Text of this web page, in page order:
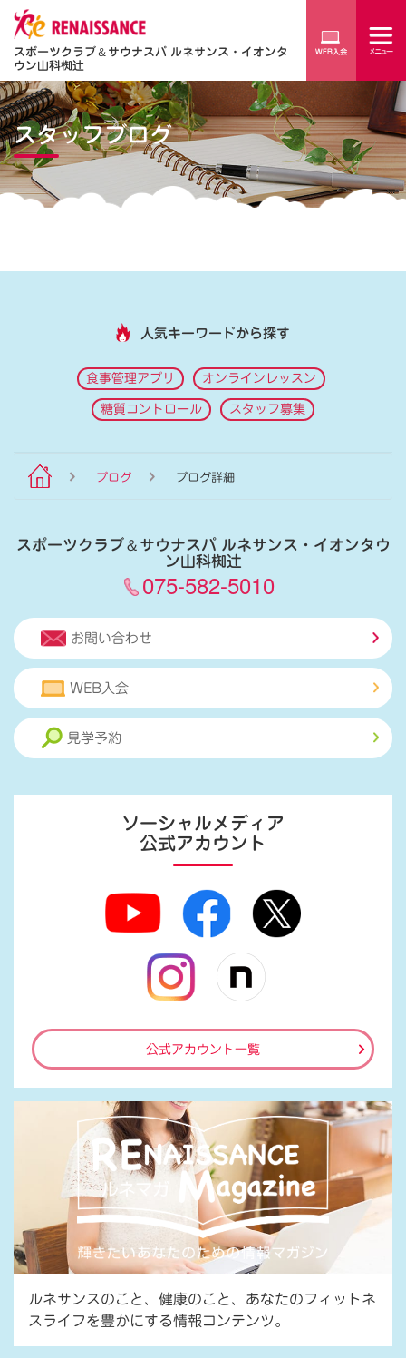
スポーツクラブ＆サウナスパ ルネサンス・イオンタ
ウン山科椥辻
スタッフブログ
人気キーワードから探す
食事管理アプリ オンラインレッスン
糖質コントロール スタッフ募集
ブログ ブログ詳細
スポーツクラブ＆サウナスパ ルネサンス・イオンタウ
ン山科椥辻
075-582-5010
お問い合わせ
WEB入会
見学予約
ソーシャルメディア
公式アカウント
公式アカウント一覧
ルネサンスのこと、健康のこと、あなたのフィットネ
スライフを豊かにする情報コンテンツ。